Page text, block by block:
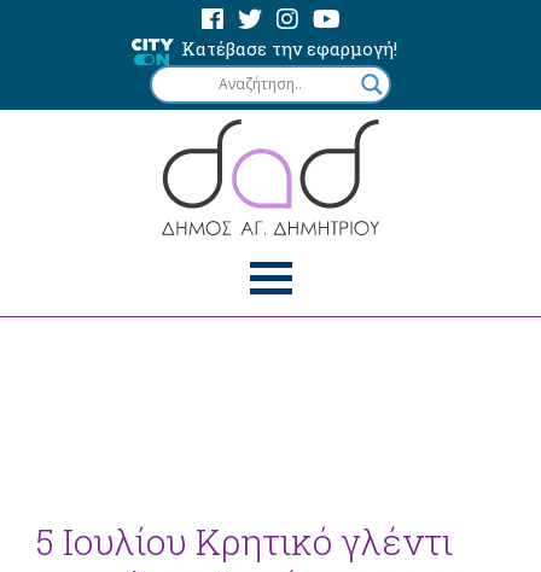
Κατέβασε την εφαρμογή!
5 Ιουλίου Κρητικό γλέντι